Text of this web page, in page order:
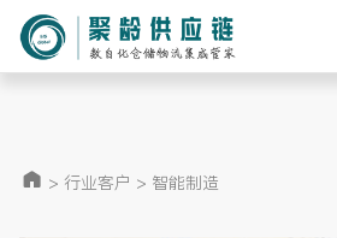
> 行业客户 > 智能制造